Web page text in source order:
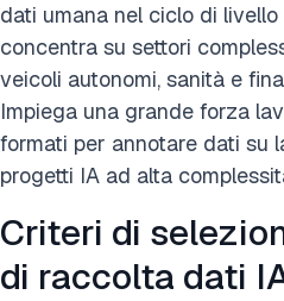
dati umana nel ciclo di
concentra su settori
veicoli autonomi, sanità e
Impiega una grande forza
formati per annotare dati su
progetti IA ad alta
Criteri di
di raccolta dati